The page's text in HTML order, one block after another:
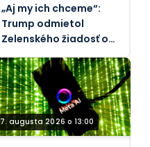
„Aj my ich chceme“:
Trump odmietol
Zelenského žiadosť o
7. augusta 2026 o 13:00